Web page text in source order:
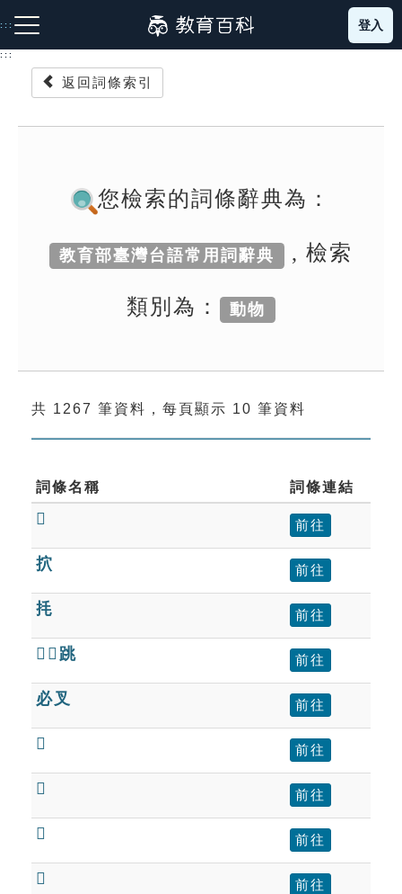
到
主
:::
成語故事
索引選單
單字索引
生命大百科索引
遊戲專區
教學應用
貓頭鷹博士
登入
:::
返回詞條索引
您檢索的詞條辭典為：
教育部臺灣台語常用詞辭典 , 檢索
類別為： 動物
共 1267 筆資料，每頁顯示 10 筆資料
詞條名稱 詞條連結
 前往
㧒 前往
㧌 前往
跳 前往
必叉 前往
 前往
 前往
 前往
 前往